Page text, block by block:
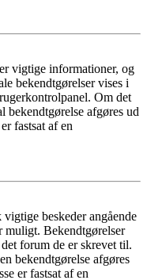
vigtige informationer, og
bekendtgørelser vises i
Om det
afgøres ud
fastsat af en
beskeder angående
muligt. Bekendtgørelser
forum de er skrevet til.
bekendtgørelse afgøres
er fastsat af en